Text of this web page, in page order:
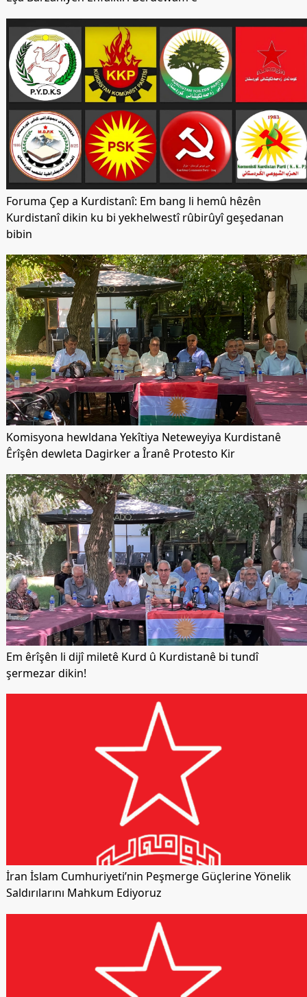
Foruma Çep a Kurdistanî: Em bang li hemû hêzên
Kurdistanî dikin ku bi yekhelwestî rûbirûyî geşedanan
bibin
Komisyona hewldana Yekîtiya Neteweyiya Kurdistanê
Êrîşên dewleta Dagirker a Îranê Protesto Kir
Em êrîşên li dijî miletê Kurd û Kurdistanê bi tundî
şermezar dikin!
İran İslam Cumhuriyeti’nin Peşmerge Güçlerine Yönelik
Saldırılarını Mahkum Ediyoruz